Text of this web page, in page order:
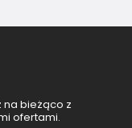
na bieżąco z
ofertami.